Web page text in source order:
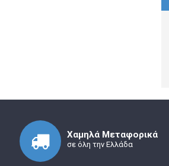
Χαμηλά Μεταφορικά
σε όλη την Ελλάδα